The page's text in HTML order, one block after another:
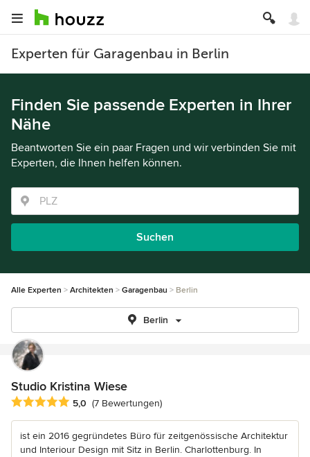
Experten für Garagenbau in Berlin
Finden Sie passende Experten in Ihrer
Nähe
Beantworten Sie ein paar Fragen und wir verbinden Sie mit
Experten, die Ihnen helfen können.
Suchen
Alle Experten Architekten Garagenbau Berlin
Berlin
Studio Kristina Wiese
Durchschnittliche Bewertung: 5 von 5 Sternen
5,0 (7 Bewertungen)
ist ein 2016 gegründetes Büro für zeitgenössische Architektur
und Interiour Design mit Sitz in Berlin. Charlottenburg. In